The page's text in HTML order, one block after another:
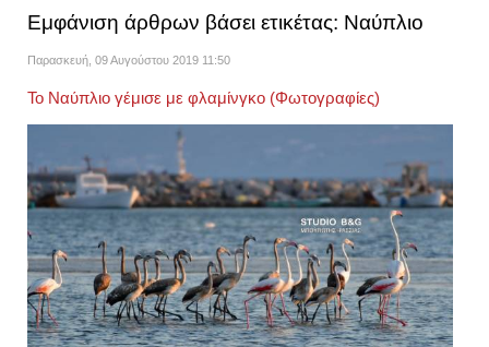
Εμφάνιση άρθρων βάσει ετικέτας: Ναύπλιο
Παρασκευή, 09 Αυγούστου 2019 11:50
Το Ναύπλιο γέμισε με φλαμίνγκο (Φωτογραφίες)